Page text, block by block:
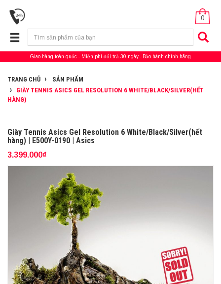
0
Giao hàng toàn quốc Miễn phí đổi trả 30 ngày Bảo hành chính hãng
TRANG CHỦ
SẢN PHẨM
GIÀY TENNIS ASICS GEL RESOLUTION 6 WHITE/BLACK/SILVER(HẾT
HÀNG)
Giày Tennis Asics Gel Resolution 6 White/Black/Silver(hết
hàng) | E500Y-0190 | Asics
3.399.000₫